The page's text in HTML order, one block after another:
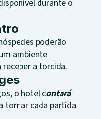
durante o
poderão
ambiente
a torcida.
o hotel contará
tornar cada partida